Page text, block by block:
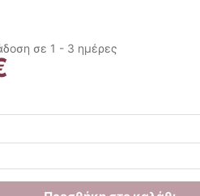
σε 1 - 3 ημέρες
36.00€.